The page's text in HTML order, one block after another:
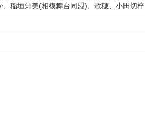
、稲垣知美(相模舞台同盟)、歌穂、小田切梓